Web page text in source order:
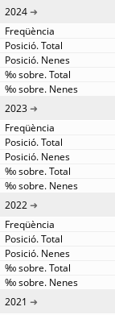
2024
2023
2022
2021